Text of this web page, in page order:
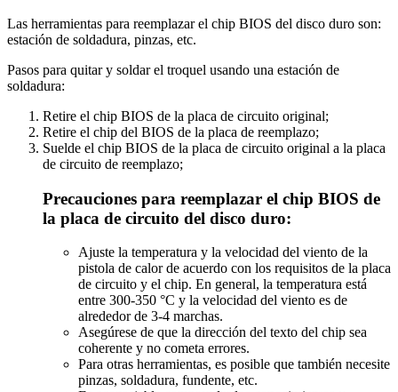
Las herramientas para reemplazar el chip BIOS del disco duro son:
estación de soldadura, pinzas, etc.
Pasos para quitar y soldar el troquel usando una estación de
soldadura:
Retire el chip BIOS de la placa de circuito original;
Retire el chip del BIOS de la placa de reemplazo;
Suelde el chip BIOS de la placa de circuito original a la placa
de circuito de reemplazo;
Precauciones para reemplazar el chip BIOS de
la placa de circuito del disco duro:
Ajuste la temperatura y la velocidad del viento de la
pistola de calor de acuerdo con los requisitos de la placa
de circuito y el chip. En general, la temperatura está
entre 300-350 °C y la velocidad del viento es de
alrededor de 3-4 marchas.
Asegúrese de que la dirección del texto del chip sea
coherente y no cometa errores.
Para otras herramientas, es posible que también necesite
pinzas, soldadura, fundente, etc.